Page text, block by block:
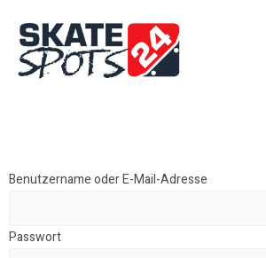
Benutzername oder E-Mail-Adresse
Passwort